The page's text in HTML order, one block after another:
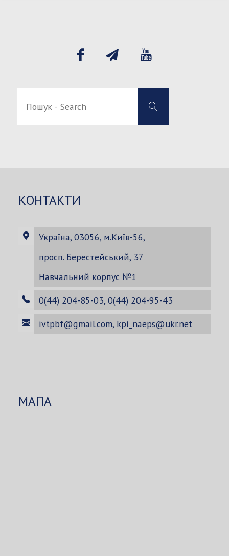
Search
Пошук
Search
КОНТАКТИ
Україна, 03056, м.Київ-56,
просп. Берестейський, 37
Навчальний корпус №1
0(44) 204-85-03, 0(44) 204-95-43
ivtpbf@gmail.com, kpi_naeps@ukr.net
МАПА